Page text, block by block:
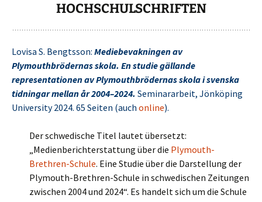
HOCHSCHULSCHRIFTEN
Lovisa S. Bengtsson: Mediebevakningen av
Plymouthbrödernas skola. En studie gällande
representationen av Plymouthbrödernas skola i svenska
tidningar mellan år 2004–2024. Seminararbeit, Jönköping
University 2024. 65 Seiten (auch online).
Der schwedische Titel lautet übersetzt:
„Medienberichterstattung über die Plymouth-
Brethren-Schule. Eine Studie über die Darstellung der
Plymouth-Brethren-Schule in schwedischen Zeitungen
zwischen 2004 und 2024“. Es handelt sich um die Schule